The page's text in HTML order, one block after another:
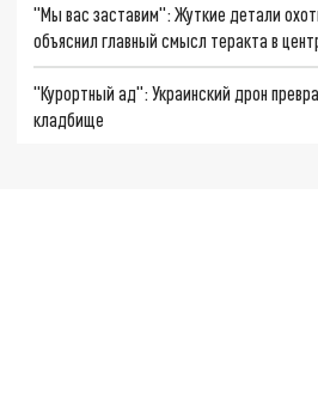
"Мы вас заставим": Жуткие детали
объяснил главный смысл теракта в
"Курортный ад": Украинский дрон
кладбище